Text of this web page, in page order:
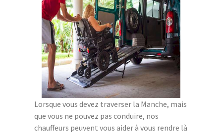
Lorsque vous devez traverser la Manche, mais
que vous ne pouvez pas conduire, nos
chauffeurs peuvent vous aider à vous rendre là